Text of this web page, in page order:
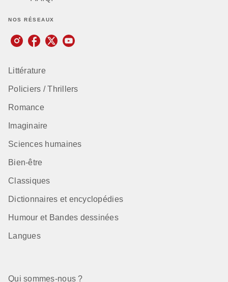
NOS RÉSEAUX
Littérature
Policiers / Thrillers
Romance
Imaginaire
Sciences humaines
Bien-être
Classiques
Dictionnaires et encyclopédies
Humour et Bandes dessinées
Langues
Qui sommes-nous ?